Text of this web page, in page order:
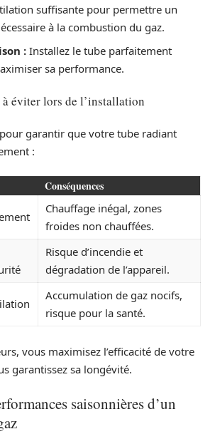
suffisante pour permettre un
à la combustion du gaz.
:Installez le tube parfaitement
sa performance.
éviter lors de l’installation
garantir que votre tube radiant
:
Conséquences
Chauffage inégal, zones
froides non chauffées.
Risque d’incendie et
dégradation de l’appareil.
Accumulation de gaz nocifs,
risque pour la santé.
vous maximisez l’efficacité de votre
garantissez sa longévité.
saisonnières d’un